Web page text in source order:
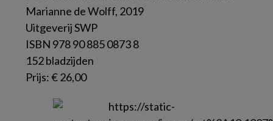
Marianne de Wolff, 2019
Uitgeverij SWP
ISBN 978 90 885 0873 8
152 bladzijden
Prijs: € 26,00